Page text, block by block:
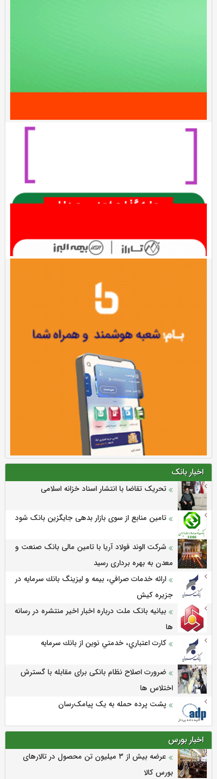
اخبار بانک
تحریک تقاضا با انتشار اسناد خزانه اسلامی
تامین منابع از سوی بازار بدهی جایگزین بانک شود
شرکت الوند فولاد آریا با تامین مالی بانک صنعت و
معدن به بهره برداری رسید
ارائه خدمات صرافي، بيمه و ليزينگ بانك سرمايه در
جزيره كيش
بیانیه بانک ملت درباره اخبار اخیر منتشره در رسانه
ها
كارت اعتباري، خدمتي نوين از بانك سرمايه
ضرورت اصلاح نظام بانکی برای مقابله با گسترش
اختلاس ها
پشت پرده حمله به یک پیامک‌رسان
اخبار بورس
عرضه بیش از ۳ میلیون تن محصول در تالارهای
بورس کالا